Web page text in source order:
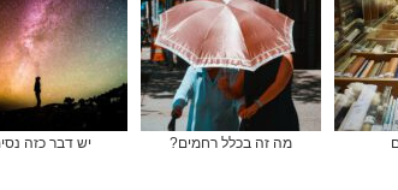
מה זה בכלל רחמים? יש דבר כזה